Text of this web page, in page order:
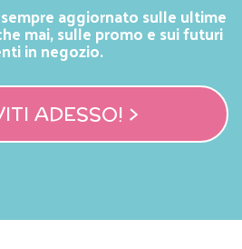
aggiornato sulle ultime
mai, sulle promo e sui futuri
in negozio.
ADESSO! >